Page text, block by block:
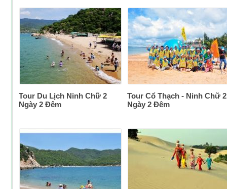
Tour Du Lịch Ninh Chữ 2
Ngày 2 Đêm
Tour Cổ Thạch - Ninh Chữ 2
Ngày 2 Đêm